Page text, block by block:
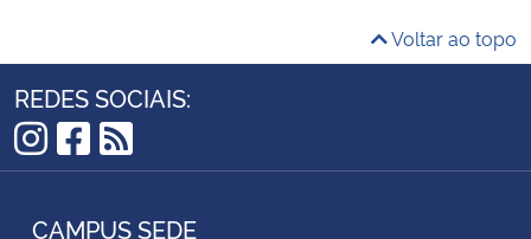
Voltar ao topo
REDES SOCIAIS:
Instagram
Facebook
RSS
CAMPUS SEDE